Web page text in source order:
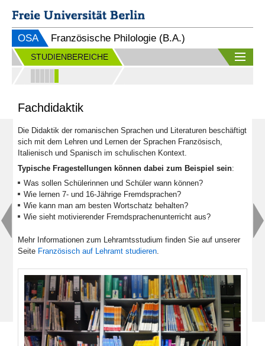
OSA Französische Philologie (B.A.)
STUDIENBEREICHE
Fachdidaktik
Die Didaktik der romanischen Sprachen und Literaturen beschäftigt
sich mit dem Lehren und Lernen der Sprachen Französisch,
Italienisch und Spanisch im schulischen Kontext.
Typische Fragestellungen können dabei zum Beispiel sein:
Was sollen Schülerinnen und Schüler wann können?
Wie lernen 7- und 16-Jährige Fremdsprachen?
Wie kann man am besten Wortschatz behalten?
Wie sieht motivierender Fremdsprachenunterricht aus?
Mehr Informationen zum Lehramtsstudium finden Sie auf unserer
Seite Französisch auf Lehramt studieren.